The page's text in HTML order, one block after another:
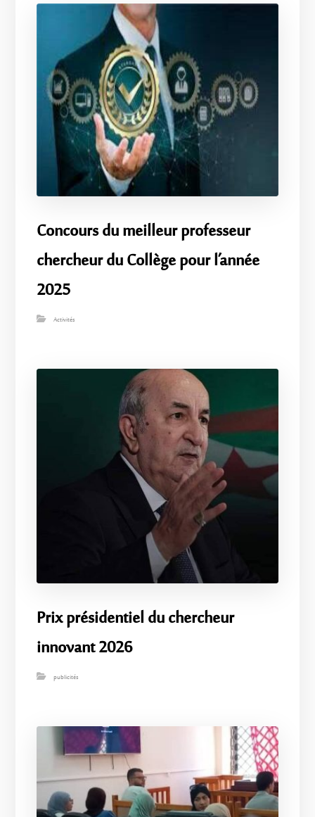
Concours du meilleur professeur
chercheur du Collège pour l’année
2025
Activités
Prix ​​présidentiel du chercheur
innovant 2026
publicités